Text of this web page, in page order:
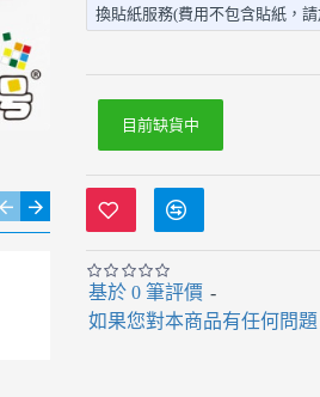
魔域 - 3x3x3 - 威龍GTS2
$450 $600
基於 0 筆評價 -
如果您對本商品有任何問
換貼紙服務(費用不包含貼紙，
目前缺貨中